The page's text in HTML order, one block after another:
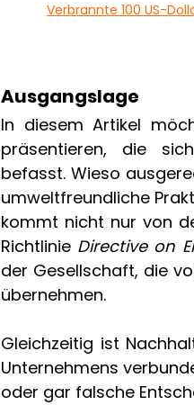
Verbrannte 100 US-
Ausgangslage
In diesem Artikel
präsentieren, die
befasst. Wieso
umweltfreundliche
kommt nicht nur von
Richtlinie Directive on
der Gesellschaft, die
übernehmen.
Gleichzeitig ist
Unternehmens
oder gar falsche